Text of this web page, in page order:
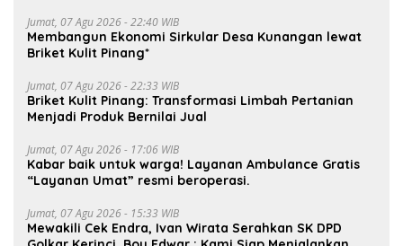
Jumat, 07 Agu 2026 - 22:40 WIB
Membangun Ekonomi Sirkular Desa Kunangan lewat
Briket Kulit Pinang*
Jumat, 07 Agu 2026 - 22:33 WIB
Briket Kulit Pinang: Transformasi Limbah Pertanian
Menjadi Produk Bernilai Jual
Jumat, 07 Agu 2026 - 17:06 WIB
Kabar baik untuk warga! Layanan Ambulance Gratis
“Layanan Umat” resmi beroperasi.
Jumat, 07 Agu 2026 - 15:33 WIB
Mewakili Cek Endra, Ivan Wirata Serahkan SK DPD